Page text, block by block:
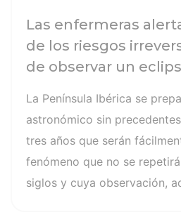
Las enfermeras
de los riesgos
de observar un
solar es el mayor de
La Península Ibérica se
astronómico sin
tres años que serán
fenómeno que no se
siglos y cuya observación,